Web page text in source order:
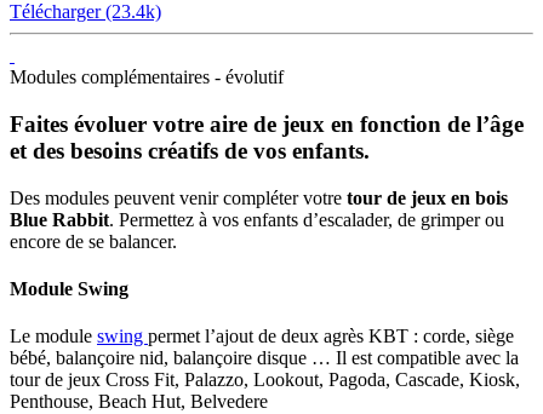
Télécharger (23.4k)
Modules complémentaires - évolutif
Faites évoluer votre aire de jeux en fonction de l’âge
et des besoins créatifs de vos enfants.
Des modules peuvent venir compléter votre tour de jeux en bois
Blue Rabbit. Permettez à vos enfants d’escalader, de grimper ou
encore de se balancer.
Module Swing
Le module swing permet l’ajout de deux agrès KBT : corde, siège
bébé, balançoire nid, balançoire disque … Il est compatible avec la
tour de jeux Cross Fit, Palazzo, Lookout, Pagoda, Cascade, Kiosk,
Penthouse, Beach Hut, Belvedere